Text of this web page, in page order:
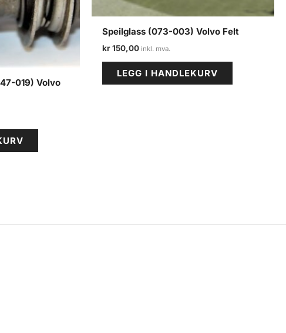
019) Volvo
Speilglass (073-003) Volvo Felt
kr150,00
LEGG I HANDLEKURV